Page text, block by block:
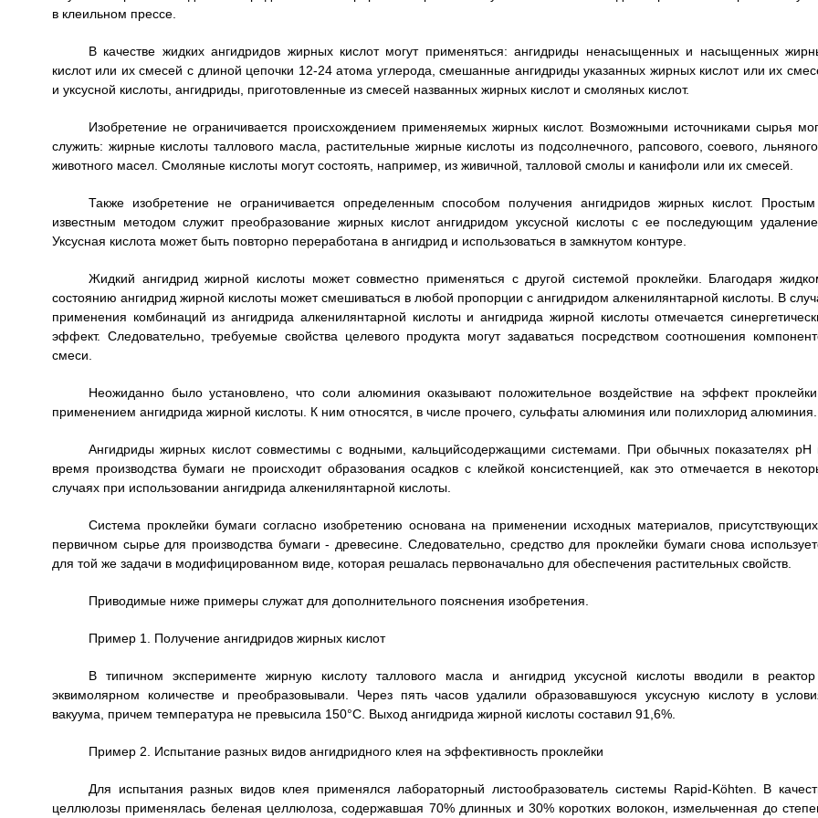
в клеильном прессе.
В качестве жидких ангидридов жирных кислот могут применяться: ангидриды ненасыщенных и насыщенных
кислот или их смесей с длиной цепочки 12-24 атома углерода, смешанные ангидриды указанных жирных кислот или их
и уксусной кислоты, ангидриды, приготовленные из смесей названных жирных кислот и смоляных кислот.
Изобретение не ограничивается происхождением применяемых жирных кислот. Возможными источниками сырья
служить: жирные кислоты таллового масла, растительные жирные кислоты из подсолнечного, рапсового, соевого,
животного масел. Смоляные кислоты могут состоять, например, из живичной, талловой смолы и канифоли или их смесей.
Также изобретение не ограничивается определенным способом получения ангидридов жирных кислот.
известным методом служит преобразование жирных кислот ангидридом уксусной кислоты с ее последующим
Уксусная кислота может быть повторно переработана в ангидрид и использоваться в замкнутом контуре.
Жидкий ангидрид жирной кислоты может совместно применяться с другой системой проклейки. Благодаря
состоянию ангидрид жирной кислоты может смешиваться в любой пропорции с ангидридом алкенилянтарной кислоты. В
применения комбинаций из ангидрида алкенилянтарной кислоты и ангидрида жирной кислоты отмечается
эффект. Следовательно, требуемые свойства целевого продукта могут задаваться посредством соотношения
смеси.
Неожиданно было установлено, что соли алюминия оказывают положительное воздействие на эффект
применением ангидрида жирной кислоты. К ним относятся, в числе прочего, сульфаты алюминия или полихлорид алюминия.
Ангидриды жирных кислот совместимы с водными, кальцийсодержащими системами. При обычных показателях рН
время производства бумаги не происходит образования осадков с клейкой консистенцией, как это отмечается в
случаях при использовании ангидрида алкенилянтарной кислоты.
Система проклейки бумаги согласно изобретению основана на применении исходных материалов,
первичном сырье для производства бумаги - древесине. Следовательно, средство для проклейки бумаги снова
для той же задачи в модифицированном виде, которая решалась первоначально для обеспечения растительных свойств.
Приводимые ниже примеры служат для дополнительного пояснения изобретения.
Пример 1. Получение ангидридов жирных кислот
В типичном эксперименте жирную кислоту таллового масла и ангидрид уксусной кислоты вводили в
эквимолярном количестве и преобразовывали. Через пять часов удалили образовавшуюся уксусную кислоту в
вакуума, причем температура не превысила 150°С. Выход ангидрида жирной кислоты составил 91,6%.
Пример 2. Испытание разных видов ангидридного клея на эффективность проклейки
Для испытания разных видов клея применялся лабораторный листообразователь системы Rapid-Köhten. В
целлюлозы применялась беленая целлюлоза, содержавшая 70% длинных и 30% коротких волокон, измельченная до